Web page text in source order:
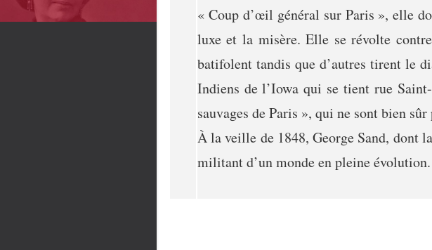
« Coup d’œil général sur Paris », elle
luxe et la misère. Elle se révolte
batifolent tandis que d’autres tirent le
Indiens de l’Iowa qui se tient rue
sauvages de Paris », qui ne sont bien
À la veille de 1848, George Sand, dont
militant d’un monde en pleine évolution.